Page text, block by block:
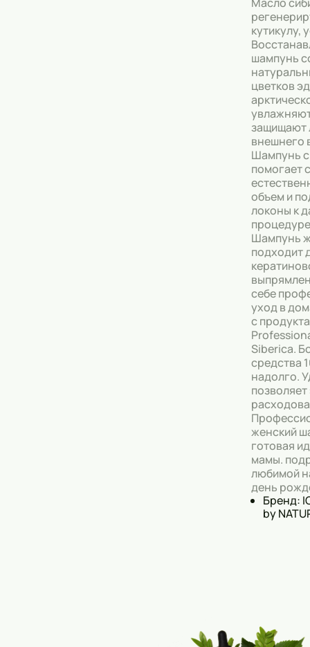
кутикулу,
шампунь
цветков
защищают
внешнего
Шампунь
помогает
объем и
локоны к
Шампунь
подходит
себе
уход в
с
Siberica.
средства
надолго.
женский
готовая
мамы.
любимой
день
Бренд:
by